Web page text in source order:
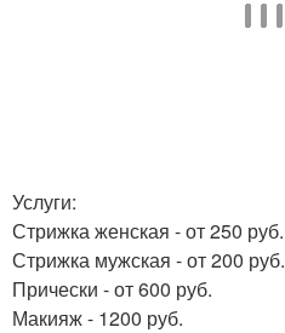
Услуги:
Стрижка женская - от 250 руб.
Стрижка мужская - от 200 руб.
Прически - от 600 руб.
Макияж - 1200 руб.